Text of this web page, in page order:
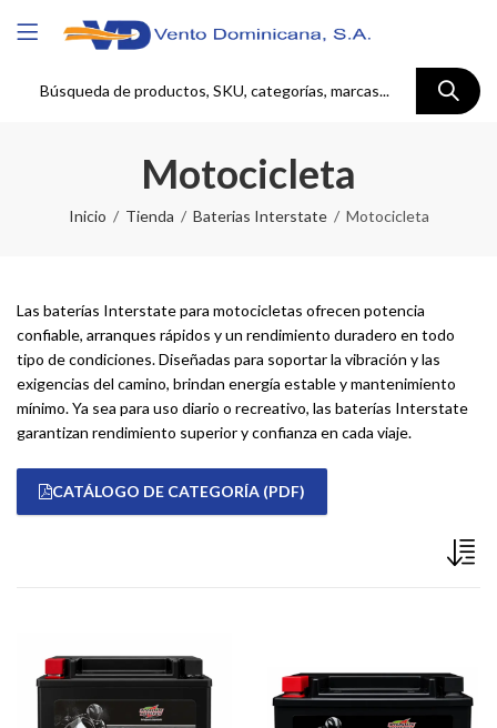
Motocicleta
Inicio Tienda Baterias Interstate Motocicleta
Las baterías Interstate para motocicletas ofrecen potencia
confiable, arranques rápidos y un rendimiento duradero en todo
tipo de condiciones. Diseñadas para soportar la vibración y las
exigencias del camino, brindan energía estable y mantenimiento
mínimo. Ya sea para uso diario o recreativo, las baterías Interstate
garantizan rendimiento superior y confianza en cada viaje.
CATÁLOGO DE CATEGORÍA (PDF)